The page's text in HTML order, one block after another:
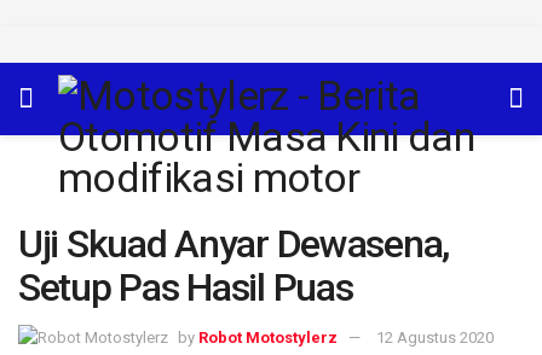
Uji Skuad Anyar Dewasena,
Setup Pas Hasil Puas
by Robot Motostylerz 12 Agustus 2020